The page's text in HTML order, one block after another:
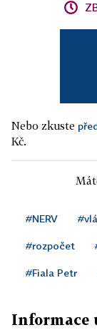
Nebo zkuste
Kč.
#NERV
#rozpočet
#Fiala Petr
Informace